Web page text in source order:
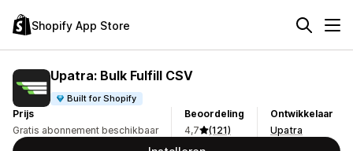
Shopify App Store
Upatra: Bulk Fulfill CSV
Built for Shopify
Prijs
Gratis abonnement beschikbaar
Beoordeling
4,7
(121)
Ontwikkelaar
Upatra